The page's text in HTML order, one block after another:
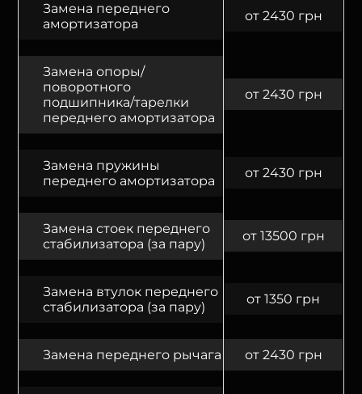
Замена переднего
амортизатора
от 2430 грн
Замена опоры/
поворотного
подшипника/тарелки
переднего амортизатора
от 2430 грн
Замена пружины
переднего амортизатора
от 2430 грн
Замена стоек переднего
стабилизатора (за пару)
от 13500 грн
Замена втулок переднего
стабилизатора (за пару)
от 1350 грн
Замена переднего рычага от 2430 грн